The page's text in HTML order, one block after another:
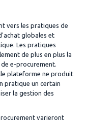
vers les pratiques de
globales et
Les pratiques
de plus en plus la
e-procurement.
plateforme ne produit
pratique un certain
la gestion des
varieront